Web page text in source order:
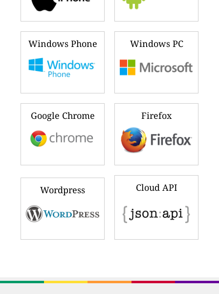
Windows Phone Windows PC
Google Chrome Firefox
Wordpress Cloud API